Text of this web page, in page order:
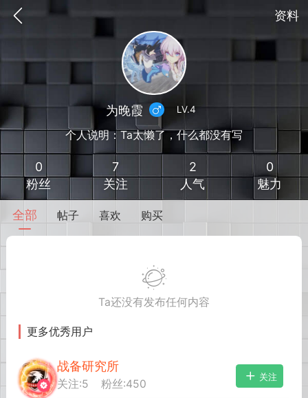
资料
我的钱包 道具 排行榜
攻略教程
02-10 15:45
电脑端 其他&工具
卖挂
禁止发布联机可用的作弊模组，
为晚霞 LV.4
个人说明：Ta太懒了，什么都没有写
0
粉丝
7
关注
2
人气
0
魅力
全部 帖子 喜欢 购买
Ta还没有发布任何内容
更多优秀用户
战备研究所
关注:5 粉丝:450
关注